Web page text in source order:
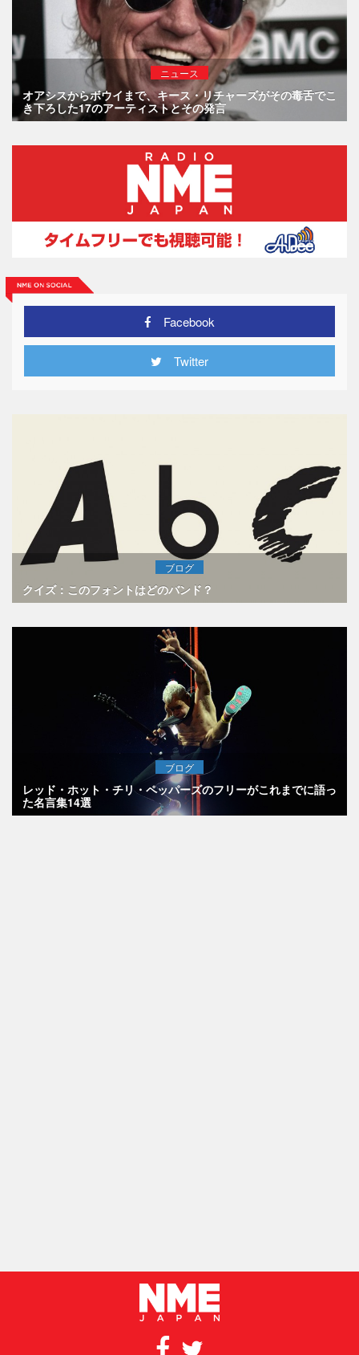
ニュース
オアシスからボウイまで、キース・リチャーズがその毒舌でこ
き下ろした17のアーティストとその発言
Facebook
Twitter
ブログ
クイズ：このフォントはどのバンド？
ブログ
レッド・ホット・チリ・ペッパーズのフリーがこれまでに語っ
た名言集14選